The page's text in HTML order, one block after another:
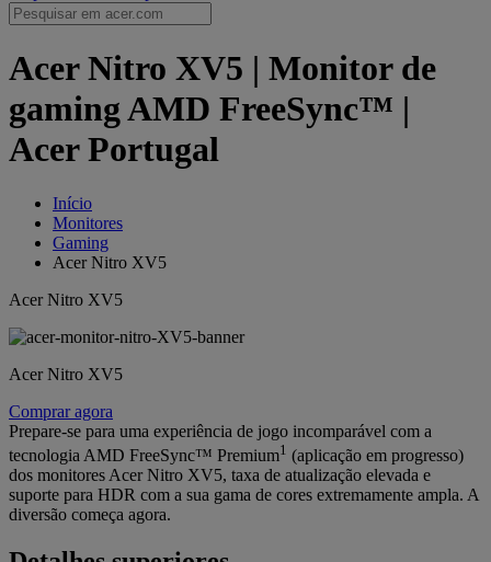
Acer Nitro XV5 | Monitor de
gaming AMD FreeSync™ |
Acer Portugal
Início
Monitores
Gaming
Acer Nitro XV5
Acer Nitro XV5
Acer Nitro XV5
Comprar agora
Prepare-se para uma experiência de jogo incomparável com a
tecnologia AMD FreeSync™ Premium1 (aplicação em progresso)
dos monitores Acer Nitro XV5, taxa de atualização elevada e
suporte para HDR com a sua gama de cores extremamente ampla. A
diversão começa agora.